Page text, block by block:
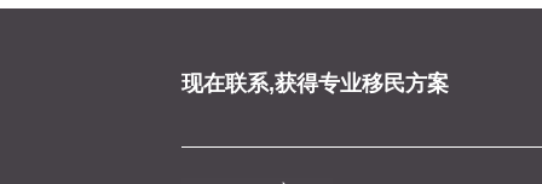
现在联系,获得专业移民方案